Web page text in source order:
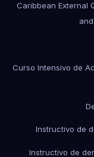
Caribbean External
Curso Intensivo de
Instructivo de
Instructivo de